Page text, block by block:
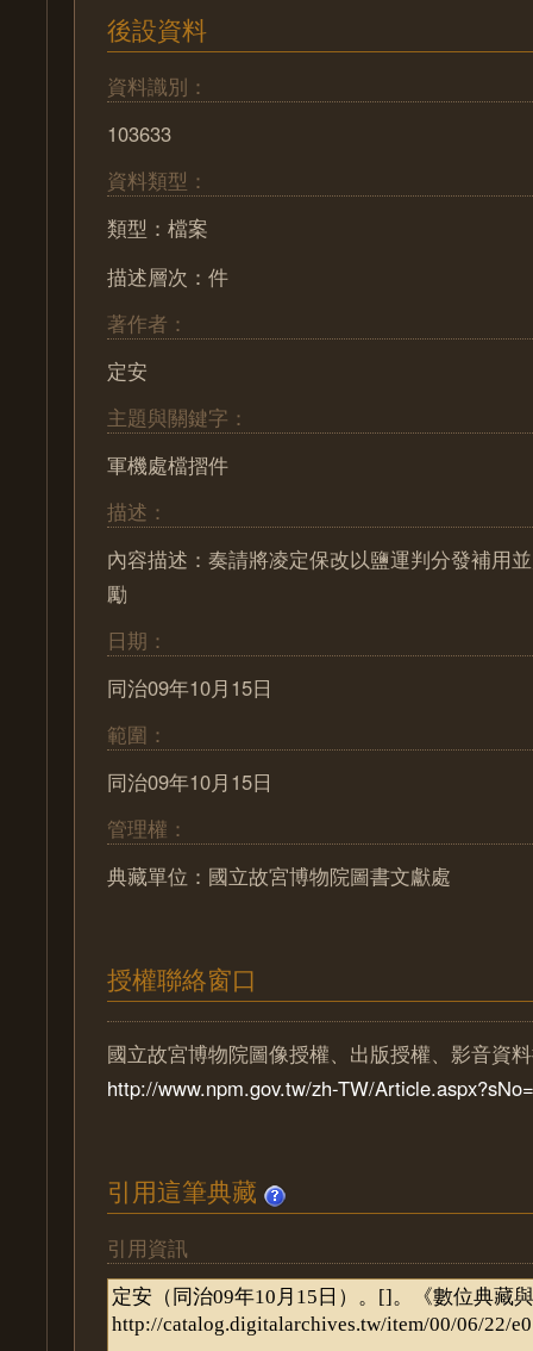
後設資料
資料識別：
103633
資料類型：
類型：檔案
描述層次：件
著作者：
定安
主題與關鍵字：
軍機處檔摺件
描述：
內容描述：奏請將凌定保改以鹽運判分發補用
勵
日期：
同治09年10月15日
範圍：
同治09年10月15日
管理權：
典藏單位：國立故宮博物院圖書文獻處
授權聯絡窗口
國立故宮博物院圖像授權、出版授權、影音資
http://www.npm.gov.tw/zh-TW/
引用這筆典藏
引用資訊